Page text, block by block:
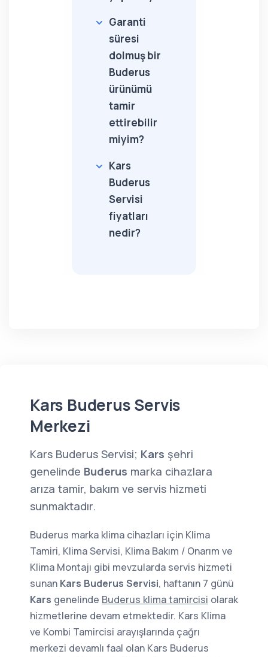
Garanti
süresi
dolmuş bir
Buderus
ürünümü
tamir
ettirebilir
miyim?
Kars
Buderus
Servisi
fiyatları
nedir?
Kars Buderus Servis
Merkezi
Kars Buderus Servisi; Kars şehri
genelinde Buderus marka cihazlara
arıza tamir, bakım ve servis hizmeti
sunmaktadır.
Buderus marka klima cihazları için Klima
Tamiri, Klima Servisi, Klima Bakım / Onarım ve
Klima Montajı gibi mevzularda servis hizmeti
sunan Kars Buderus Servisi, haftanın 7 günü
Kars genelinde Buderus klima tamircisi olarak
hizmetlerine devam etmektedir. Kars Klima
ve Kombi Tamircisi arayışlarında çağrı
merkezi devamlı faal olan Kars Buderus